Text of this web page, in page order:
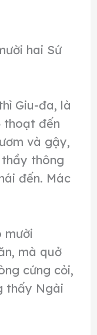
hai Sứ
Giu-đa, là
thoạt đến
và gậy,
thông
đến. Mác
mười
mà quở
cứng cỏi,
thấy Ngài